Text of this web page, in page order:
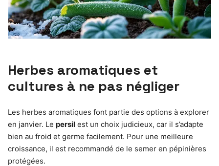
Herbes aromatiques et
cultures à ne pas négliger
Les herbes aromatiques font partie des options à explorer
en janvier. Le persil est un choix judicieux, car il s’adapte
bien au froid et germe facilement. Pour une meilleure
croissance, il est recommandé de le semer en pépinières
protégées.